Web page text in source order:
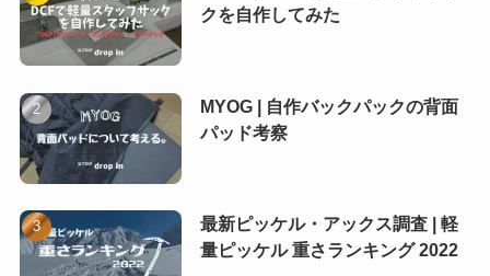
クを自作してみた
MYOG | 自作バックパックの背面
パッド考察
最新ピッケル・アックス調査 | 軽
量ピッケル 重さランキング 2022